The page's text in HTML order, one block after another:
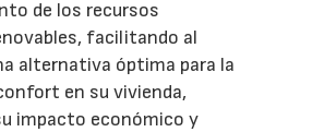
de los recursos
facilitando al
alternativa óptima para la
en su vivienda,
impacto económico y